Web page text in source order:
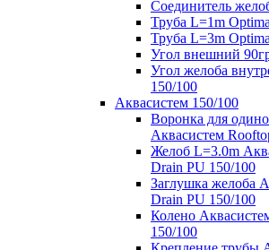
Соединитель
Труба L=1m
Труба L=3m
Угол внешний
Угол желоба
150/100
Аквасистем 150/100
Воронка для
Аквасистем
Желоб L=3.0m
Drain PU 150/100
Заглушка желоба
Drain PU 150/100
Колено
150/100